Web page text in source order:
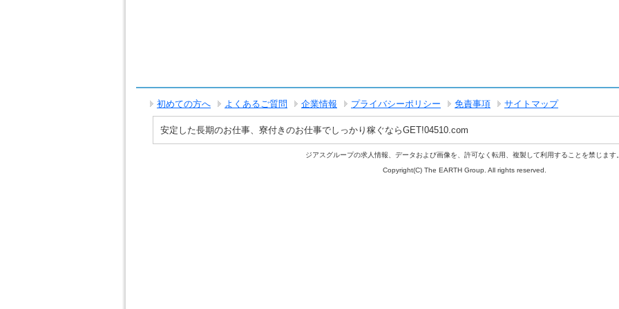
初めての方へ よくあるご質問 企業情報 プライバシーポリシー 免責事項 サイトマップ
安定した長期のお仕事、寮付きのお仕事でしっかり稼ぐならGET!04510.com
ジアスグループの求人情報、データおよび画像を、許可なく転用、複製して利用することを禁じます。
Copyright(C) The EARTH Group. All rights reserved.